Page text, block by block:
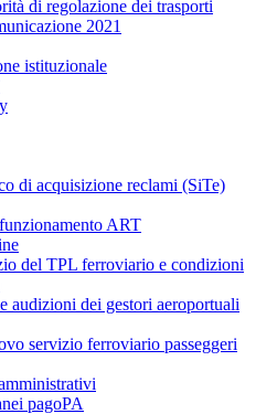
di regolazione dei trasporti
2021
istituzionale
di acquisizione reclami (SiTe)
ART
del TPL ferroviario e condizioni
audizioni dei gestori aeroportuali
servizio ferroviario passeggeri
pagoPA